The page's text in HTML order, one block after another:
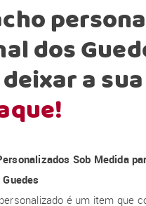
dos
a
Sob Medida
é um item que